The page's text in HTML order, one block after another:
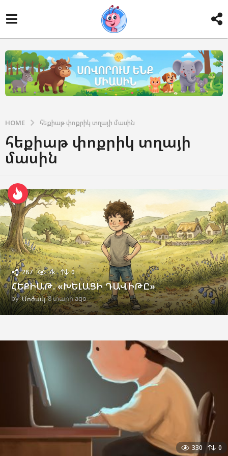
HOME հեքիաթ փոքրիկ տղայի մասին
հեքիաթ փոքրիկ տղայի
մասին
287 7k 0
ՀԵՔԻԱԹ. «ԽԵԼԱՑԻ ԴԱՎԻԹԸ»
by Մոծակ 8 տարի ago1
օ
ր
o
330 0